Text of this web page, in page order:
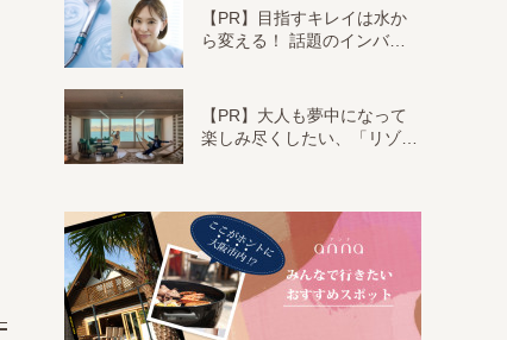
【PR】目指すキレイは水か
ら変える！ 話題のインバ…
【PR】大人も夢中になって
楽しみ尽くしたい、「リゾ…